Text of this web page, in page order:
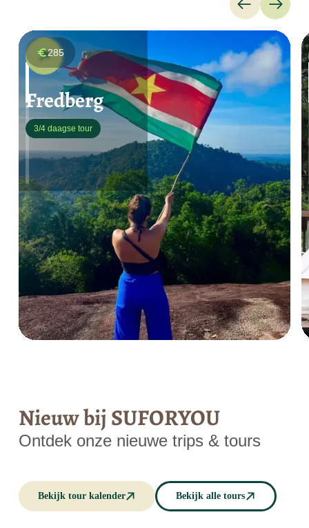
285
Fredberg
3/4 daagse tour
Nieuw bij SUFORYOU
Ontdek onze nieuwe trips & tours
Bekijk tour kalender Bekijk alle tours